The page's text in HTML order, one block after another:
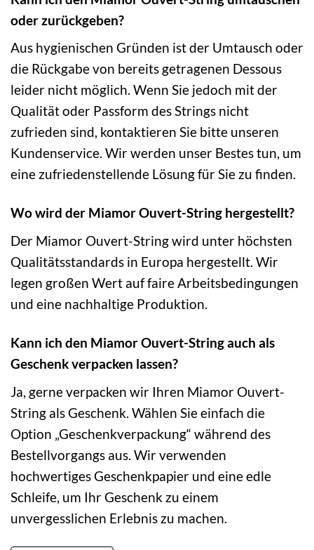
oder zurückgeben?
Aus hygienischen Gründen ist der Umtausch oder
die Rückgabe von bereits getragenen Dessous
leider nicht möglich. Wenn Sie jedoch mit der
Qualität oder Passform des Strings nicht
zufrieden sind, kontaktieren Sie bitte unseren
Kundenservice. Wir werden unser Bestes tun, um
eine zufriedenstellende Lösung für Sie zu finden.
Wo wird der Miamor Ouvert-String hergestellt?
Der Miamor Ouvert-String wird unter höchsten
Qualitätsstandards in Europa hergestellt. Wir
legen großen Wert auf faire Arbeitsbedingungen
und eine nachhaltige Produktion.
Kann ich den Miamor Ouvert-String auch als
Geschenk verpacken lassen?
Ja, gerne verpacken wir Ihren Miamor Ouvert-
String als Geschenk. Wählen Sie einfach die
Option „Geschenkverpackung“ während des
Bestellvorgangs aus. Wir verwenden
hochwertiges Geschenkpapier und eine edle
Schleife, um Ihr Geschenk zu einem
unvergesslichen Erlebnis zu machen.